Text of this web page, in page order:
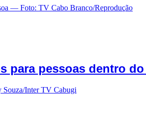
para pessoas dentro